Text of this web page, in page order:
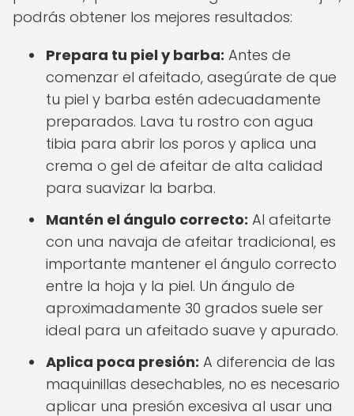
podrás obtener los mejores resultados:
Prepara tu piel y barba: Antes de
comenzar el afeitado, asegúrate de que
tu piel y barba estén adecuadamente
preparados. Lava tu rostro con agua
tibia para abrir los poros y aplica una
crema o gel de afeitar de alta calidad
para suavizar la barba.
Mantén el ángulo correcto: Al afeitarte
con una navaja de afeitar tradicional, es
importante mantener el ángulo correcto
entre la hoja y la piel. Un ángulo de
aproximadamente 30 grados suele ser
ideal para un afeitado suave y apurado.
Aplica poca presión: A diferencia de las
maquinillas desechables, no es necesario
aplicar una presión excesiva al usar una